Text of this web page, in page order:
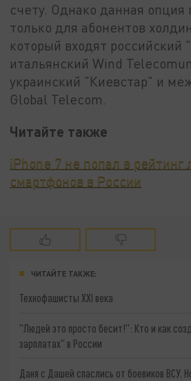
счету. Однако данная опция
только для абонентов
который входят
итальянский Wind
украинский "Киевстар" и
Global Telecom.
Читайте также
iPhone 7 не попал в рейтинг
смартфонов в России
ЧИТАЙТЕ ТАКЖЕ:
Технофашисты XXI века
"Людей это просто бесит!": Кто и как
зарплатах" в России
Даня с Дашей спаслись от боевиков ВСУ.